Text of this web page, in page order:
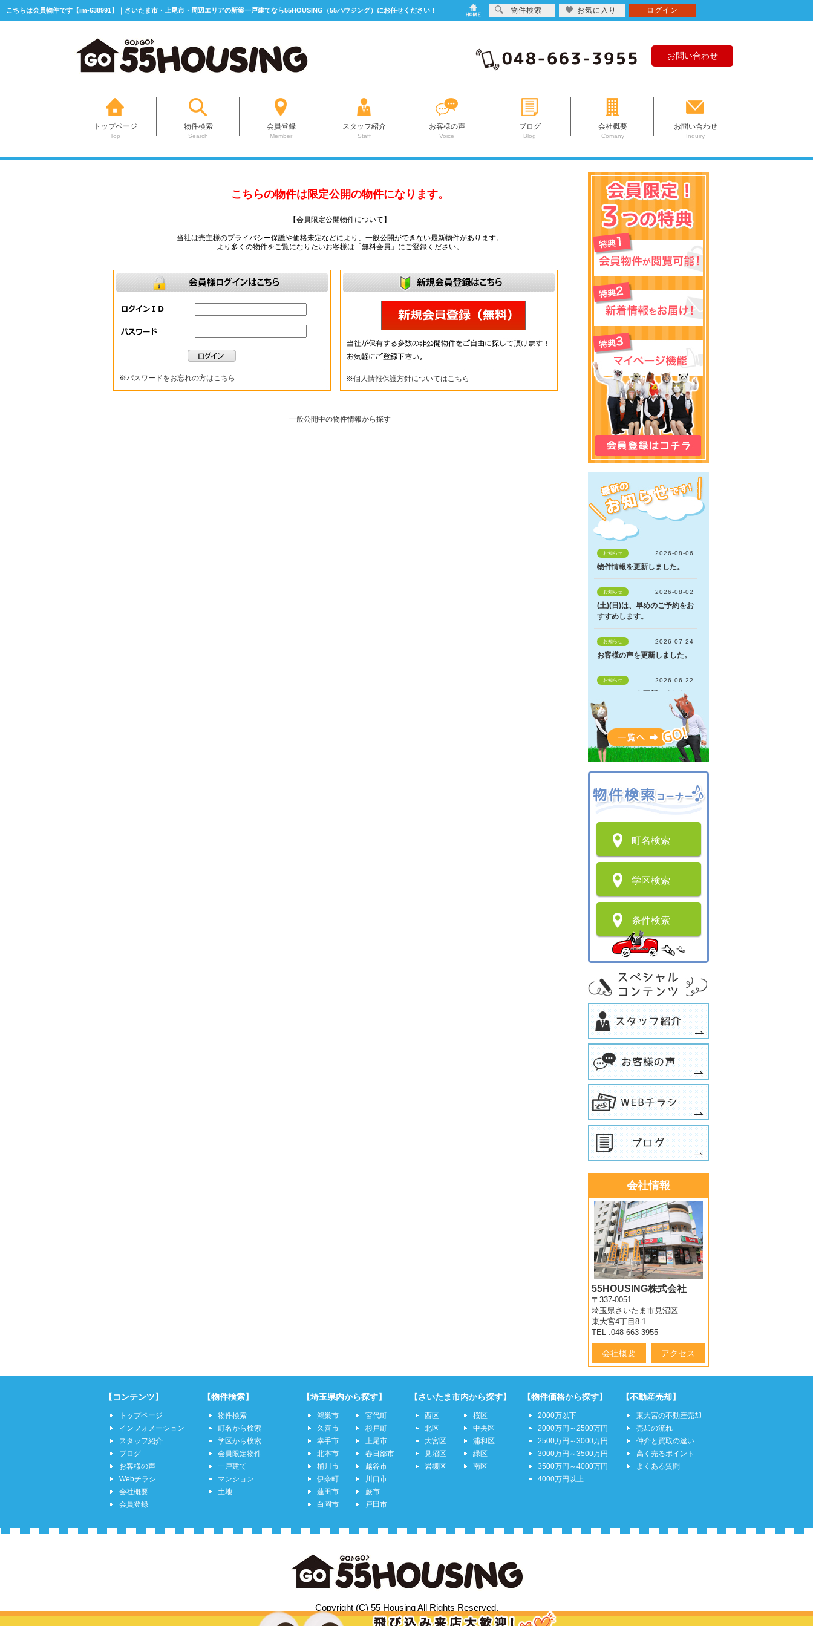
こちらは会員物件です【im-638991】｜さいたま市・上尾市・周辺エリアの新築一戸建てなら55HOUSING（55ハウジング）にお任せください！
お問い合わせ
トップページ
Top
物件検索
Search
会員登録
Member
スタッフ紹介
Staff
お客様の声
Voice
ブログ
Blog
会社概要
Comany
お問い合わせ
Inquiry
こちらの物件は限定公開の物件になります。
【会員限定公開物件について】
当社は売主様のプライバシー保護や価格未定などにより、一般公開ができない最新物件があります。
より多くの物件をご覧になりたいお客様は「無料会員」にご登録ください。
※パスワードをお忘れの方はこちら ※個人情報保護方針についてはこちら
一般公開中の物件情報から探す
町名検索
学区検索
条件検索
会社情報
55HOUSING株式会社
〒337-0051
埼玉県さいたま市見沼区
東大宮4丁目8-1
TEL :048-663-3955
会社概要 アクセス
【コンテンツ】
トップページ
インフォメーション
スタッフ紹介
ブログ
お客様の声
Webチラシ
会社概要
会員登録
【物件検索】
物件検索
町名から検索
学区から検索
会員限定物件
一戸建て
マンション
土地
【埼玉県内から探す】
鴻巣市
久喜市
幸手市
北本市
桶川市
伊奈町
蓮田市
白岡市
宮代町
杉戸町
上尾市
春日部市
越谷市
川口市
蕨市
戸田市
【さいたま市内から探す】
西区
北区
大宮区
見沼区
岩槻区
桜区
中央区
浦和区
緑区
南区
【物件価格から探す】
2000万以下
2000万円～2500万円
2500万円～3000万円
3000万円～3500万円
3500万円～4000万円
4000万円以上
【不動産売却】
東大宮の不動産売却
売却の流れ
仲介と買取の違い
高く売るポイント
よくある質問
Copyright (C) 55 Housing All Rights Reserved.
物件検索 お気に入り ログイン